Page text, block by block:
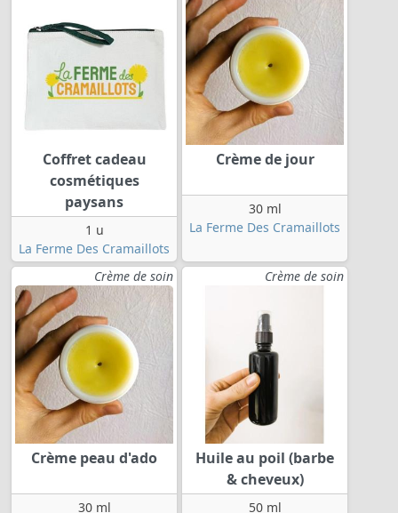
Coffret cadeau
cosmétiques
paysans
1 u
La Ferme Des Cramaillots
Crème de jour
30 ml
La Ferme Des Cramaillots
Crème de soin
Crème peau d'ado
30 ml
Crème de soin
Huile au poil (barbe
& cheveux)
50 ml